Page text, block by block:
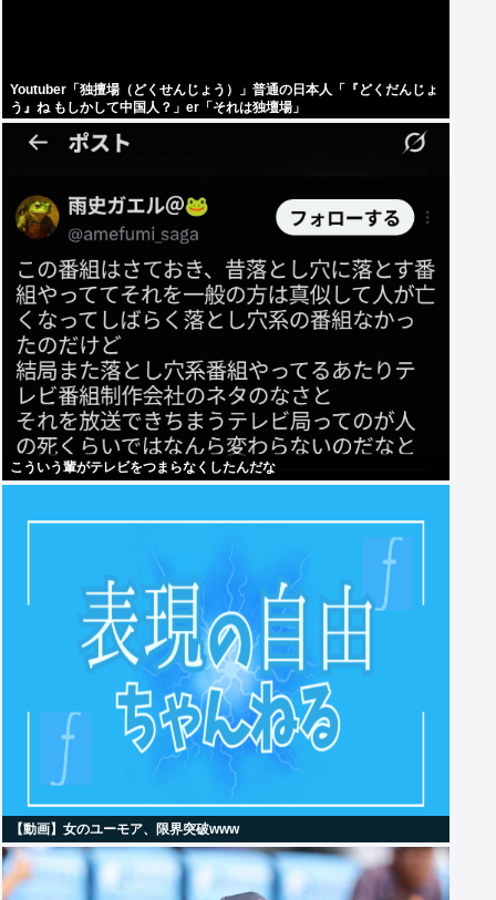
Youtuber「独擅場（どくせんじょう）」普通の日本人「『どくだんじょ
う』ね もしかして中国人？」er「それは独壇場」
こういう輩がテレビをつまらなくしたんだな
【動画】女のユーモア、限界突破www